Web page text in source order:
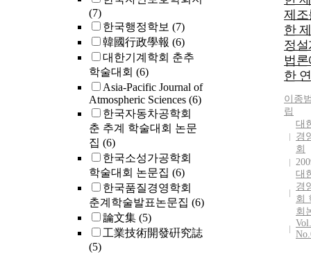
(7)
한국행정학보 (7)
韓國行政學報 (6)
대한기계학회 춘추
학술대회 (6)
Asia-Pacific Journal of
Atmospheric Sciences (6)
한국자동차공학회
춘 추계 학술대회 논문
집 (6)
한국소성가공학회
학술대회 논문집 (6)
한국품질경영학회
춘계학술발표논문집 (6)
論文集 (5)
工業技術開發硏究誌
(5)
제조
한
정
법
한
이종
립
대
경
회
대
경
회
회